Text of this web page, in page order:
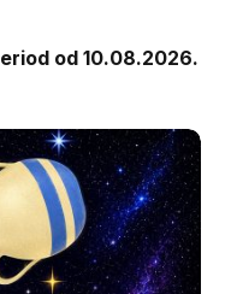
od 10.08.2026.